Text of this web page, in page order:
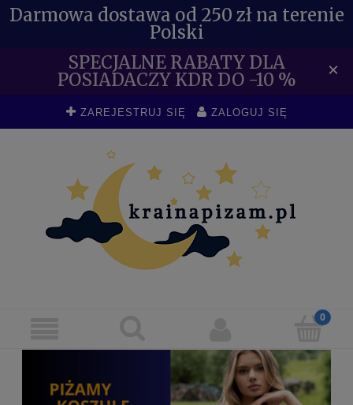
Darmowa dostawa od 250 zł na terenie
Polski
SPECJALNE RABATY DLA
POSIADACZY KDR DO -10 % ×
ZAREJESTRUJ SIĘ ZALOGUJ SIĘ